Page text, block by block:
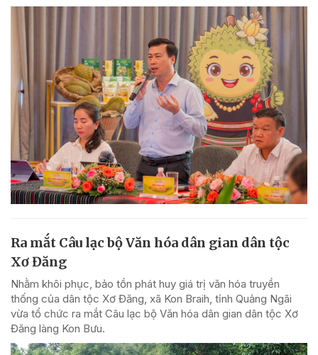
Ra mắt Câu lạc bộ Văn hóa dân gian dân tộc
Xơ Đăng
Nhằm khôi phục, bảo tồn phát huy giá trị văn hóa truyền
thống của dân tộc Xơ Đăng, xã Kon Braih, tỉnh Quảng Ngãi
vừa tổ chức ra mắt Câu lạc bộ Văn hóa dân gian dân tộc Xơ
Đăng làng Kon Bưu.